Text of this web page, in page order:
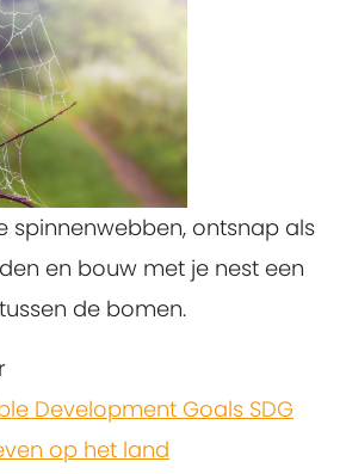
spinnenwebben, ontsnap als
en bouw met je nest een
de bomen.
Development Goals SDG
op het land